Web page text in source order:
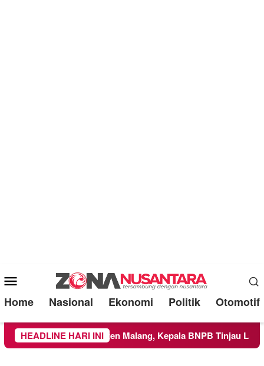
Mobile
Menu
Home Nasional Ekonomi Politik Otomotif
HEADLINE HARI INI
Kabupaten Malang, Kepala BNPB Tinjau Langsung Lokasi